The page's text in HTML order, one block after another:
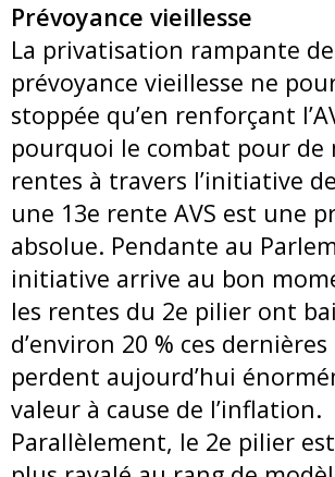
Prévoyance vieillesse
La privatisation rampante
prévoyance vieillesse ne
stoppée qu’en renforçant
pourquoi le combat pour de
rentes à travers l’initiative
une 13e rente AVS est une
absolue. Pendante au
initiative arrive au bon
les rentes du 2e pilier ont
d’environ 20 % ces
perdent aujourd’hui
valeur à cause de l’inflation.
Parallèlement, le 2e pilier